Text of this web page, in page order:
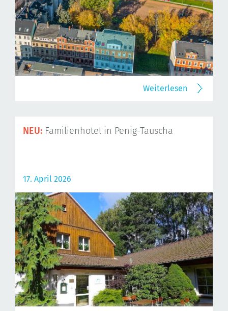
Weiterlesen
NEU: Familienhotel in Penig-Tauscha
17. April 2026